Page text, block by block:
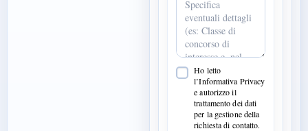
Ho letto
l’Informativa Privacy
e autorizzo il
trattamento dei dati
per la gestione della
richiesta di contatto.